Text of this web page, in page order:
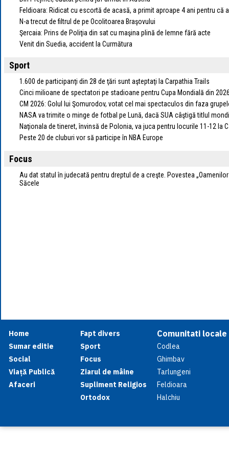
Feldioara: Ridicat cu escortă de acasă, a primit aproape 4 ani pentru că
N-a trecut de filtrul de pe Ocolitoarea Braşovului
Şercaia: Prins de Poliţia din sat cu maşina plină de lemne fără acte
Venit din Suedia, accident la Curmătura
Sport
1.600 de participanţi din 28 de ţări sunt aşteptaţi la Carpathia Trails
Cinci milioane de spectatori pe stadioane pentru Cupa Mondială din
CM 2026: Golul lui Şomurodov, votat cel mai spectaculos din faza
NASA va trimite o minge de fotbal pe Lună, dacă SUA câştigă titlul
Naţionala de tineret, învinsă de Polonia, va juca pentru locurile 11-12 la
Peste 20 de cluburi vor să participe în NBA Europe
Focus
Au dat statul în judecată pentru dreptul de a creşte. Povestea
Săcele
Home
Sumar editie
Social
Viață Publică
Afaceri
Fapt divers
Sport
Focus
Ziarul de mâine
Supliment Religios
Ortodox
Comunitati locale
Codlea
Ghimbav
Tarlungeni
Feldioara
Halchiu